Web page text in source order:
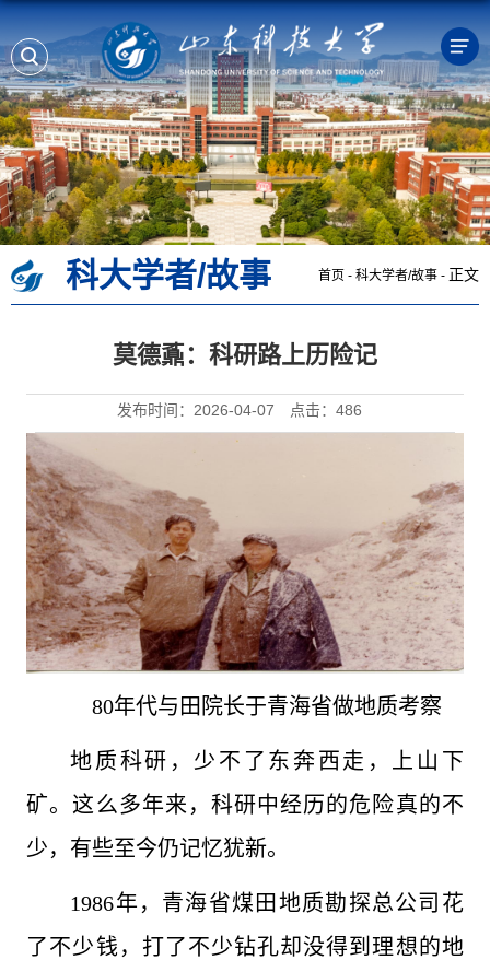
科大学者/故事 首页 - 科大学者/故事 - 正文
莫德鼒：科研路上历险记
发布时间：2026-04-07 点击： 486
80年代与田院长于青海省做地质考察
地质科研，少不了东奔西走，上山下
矿。这么多年来，科研中经历的危险真的不
少，有些至今仍记忆犹新。
1986年，青海省煤田地质勘探总公司花
了不少钱，打了不少钻孔却没得到理想的地